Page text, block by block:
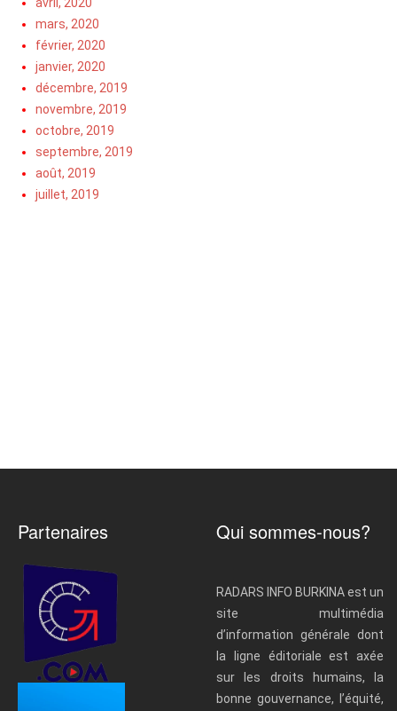
mars, 2020
février, 2020
janvier, 2020
décembre, 2019
novembre, 2019
octobre, 2019
septembre, 2019
août, 2019
juillet, 2019
Partenaires Qui sommes-nous?
RADARS INFO BURKINA est un
site multimédia
d’information générale dont
la ligne éditoriale est axée
sur les droits humains, la
bonne gouvernance, l’équité,